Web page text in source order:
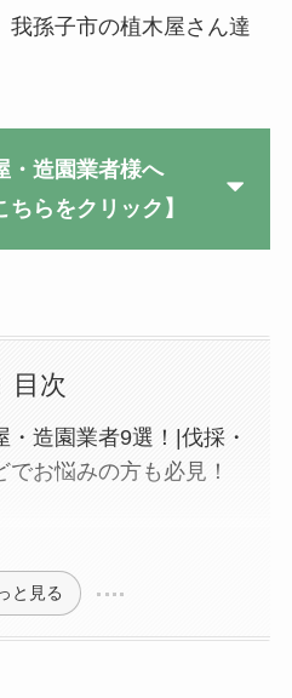
我孫子市の植木屋さん達
・造園業者様へ
ちらをクリック】
目次
造園業者9選！|伐採・
お悩みの方も必見！
と見る